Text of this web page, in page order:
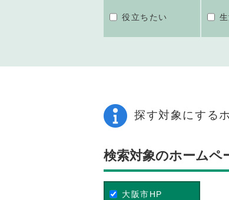
役立ちたい
探す対象にする
検索対象のホームペ
大阪市HP